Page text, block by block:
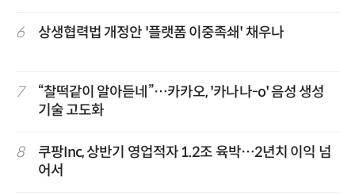
6 상생협력법 개정안 '플랫폼 이중족쇄' 채우나
7
“찰떡같이 알아듣네”…카카오, '카나나-o' 음성 생성
기술 고도화
8
쿠팡Inc, 상반기 영업적자 1.2조 육박…2년치 이익 넘
어서